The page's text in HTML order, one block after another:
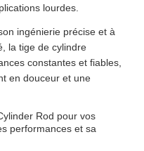
lourdes.
ingénierie précise et à
la tige de cylindre
constantes et fiables,
en douceur et une
Rod pour vos
performances et sa